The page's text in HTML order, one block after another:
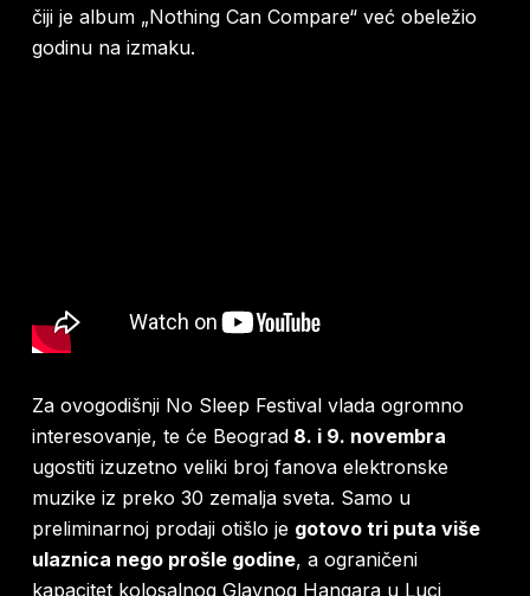
čiji je album „Nothing Can Compare“ već obeležio
godinu na izmaku.
Za ovogodišnji No Sleep Festival vlada ogromno
interesovanje, te će Beograd8. i 9. novembra
ugostiti izuzetno veliki broj fanova elektronske
muzike iz preko 30 zemalja sveta. Samo u
preliminarnoj prodaji otišlo je gotovo tri puta više
ulaznica nego prošle godine, a ograničeni
kapacitet kolosalnog Glavnog Hangara u Luci